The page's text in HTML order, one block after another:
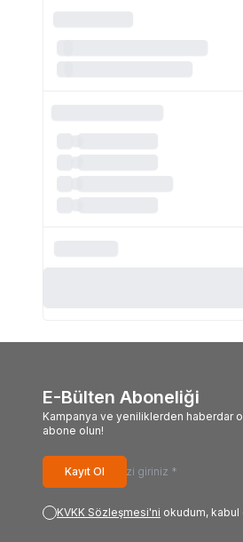
E-Bülten Aboneliği
Kampanya ve yeniliklerden haberdar
abone olun!
Kayıt Ol
KVKK Sözleşmesi'ni okudum, kabul